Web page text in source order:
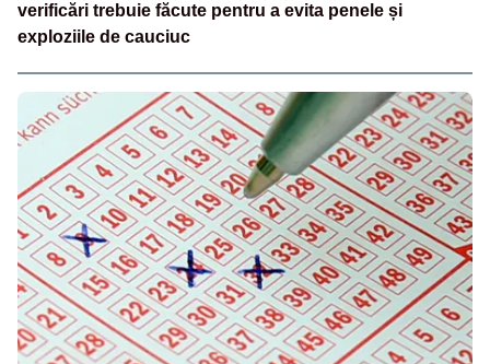
verificări trebuie făcute pentru a evita penele și
exploziile de cauciuc